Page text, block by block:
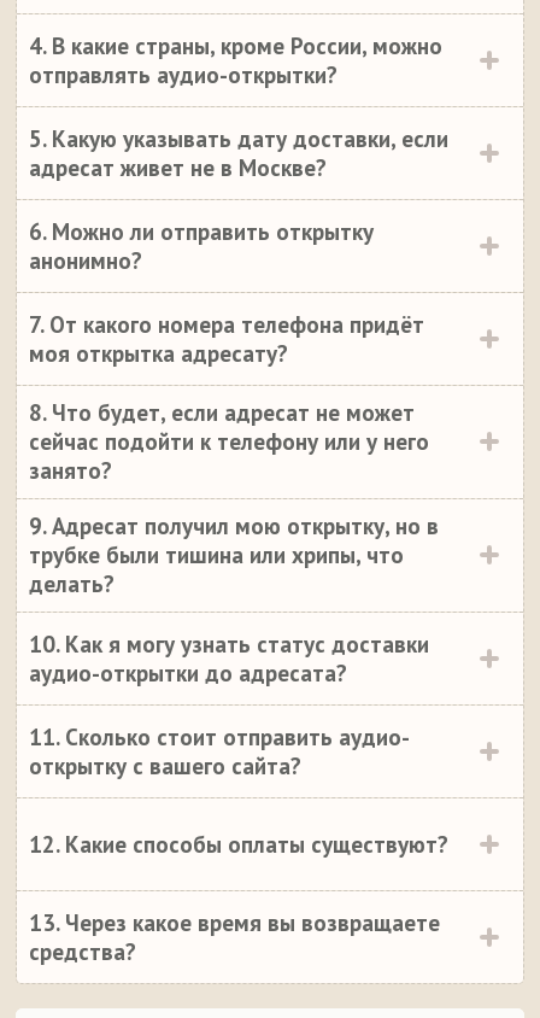
4. В какие страны, кроме России, можно
отправлять аудио-открытки?
5. Какую указывать дату доставки, если
адресат живет не в Москве?
6. Можно ли отправить открытку
анонимно?
7. От какого номера телефона придёт
моя открытка адресату?
8. Что будет, если адресат не может
сейчас подойти к телефону или у него
занято?
9. Адресат получил мою открытку, но в
трубке были тишина или хрипы, что
делать?
10. Как я могу узнать статус доставки
аудио-открытки до адресата?
11. Сколько стоит отправить аудио-
открытку с вашего сайта?
12. Какие способы оплаты существуют?
13. Через какое время вы возвращаете
средства?